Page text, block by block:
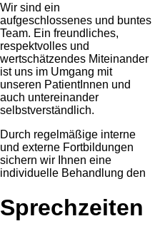
Wir sind ein
aufgeschlossenes und buntes
Team. Ein freundliches,
respektvolles und
wertschätzendes Miteinander
ist uns im Umgang mit
unseren PatientInnen und
auch untereinander
selbstverständlich.
Durch regelmäßige interne
und externe Fortbildungen
sichern wir Ihnen eine
individuelle Behandlung den
Sprechzeiten